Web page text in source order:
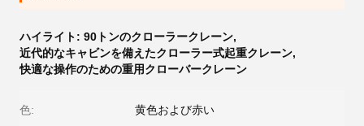
ハイライト: 90トンのクローラークレーン,
近代的なキャビンを備えたクローラー式起重クレーン,
快適な操作のための重用クローバークレーン
色: 黄色および赤い